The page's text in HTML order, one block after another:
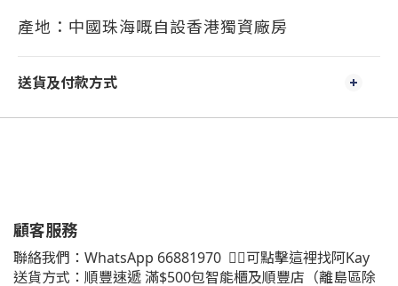
產地：中國珠海嘅自設香港獨資廠房
送貨及付款方式
顧客服務
聯絡我們： WhatsApp 66881970 👈🏻可點擊這裡找阿Kay
送貨方式：順豐速遞 滿$500包智能櫃及順豐店（離島區除